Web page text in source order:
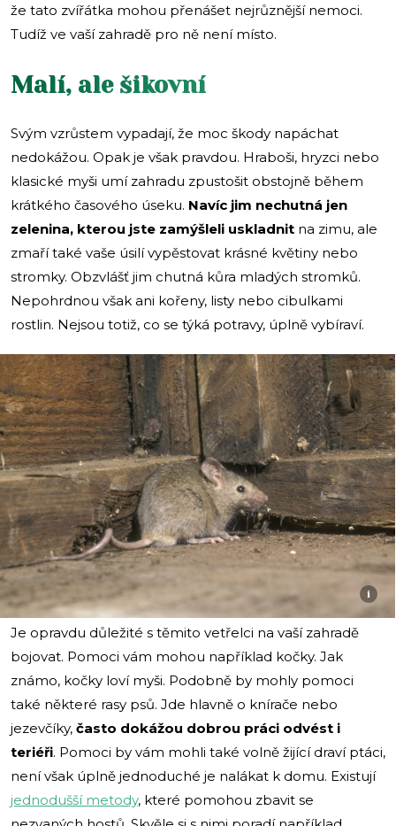
že tato zvířátka mohou přenášet nejrůznější nemoci.
Tudíž ve vaší zahradě pro ně není místo.
Malí, ale šikovní
Svým vzrůstem vypadají, že moc škody napáchat
nedokážou. Opak je však pravdou. Hraboši, hryzci nebo
klasické myši umí zahradu zpustošit obstojně během
krátkého časového úseku. Navíc jim nechutná jen
zelenina, kterou jste zamýšleli uskladnit na zimu, ale
zmaří také vaše úsilí vypěstovat krásné květiny nebo
stromky. Obzvlášť jim chutná kůra mladých stromků.
Nepohrdnou však ani kořeny, listy nebo cibulkami
rostlin. Nejsou totiž, co se týká potravy, úplně vybíraví.
i
Je opravdu důležité s těmito vetřelci na vaší zahradě
bojovat. Pomoci vám mohou například kočky. Jak
známo, kočky loví myši. Podobně by mohly pomoci
také některé rasy psů. Jde hlavně o knírače nebo
jezevčíky, často dokážou dobrou práci odvést i
teriéři. Pomoci by vám mohli také volně žijící draví ptáci,
není však úplně jednoduché je nalákat k domu. Existují
jednodušší metody, které pomohou zbavit se